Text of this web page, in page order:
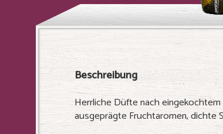
Beschreibung
Herrliche Düfte nach
ausgeprägte Fruchtaromen, dichte